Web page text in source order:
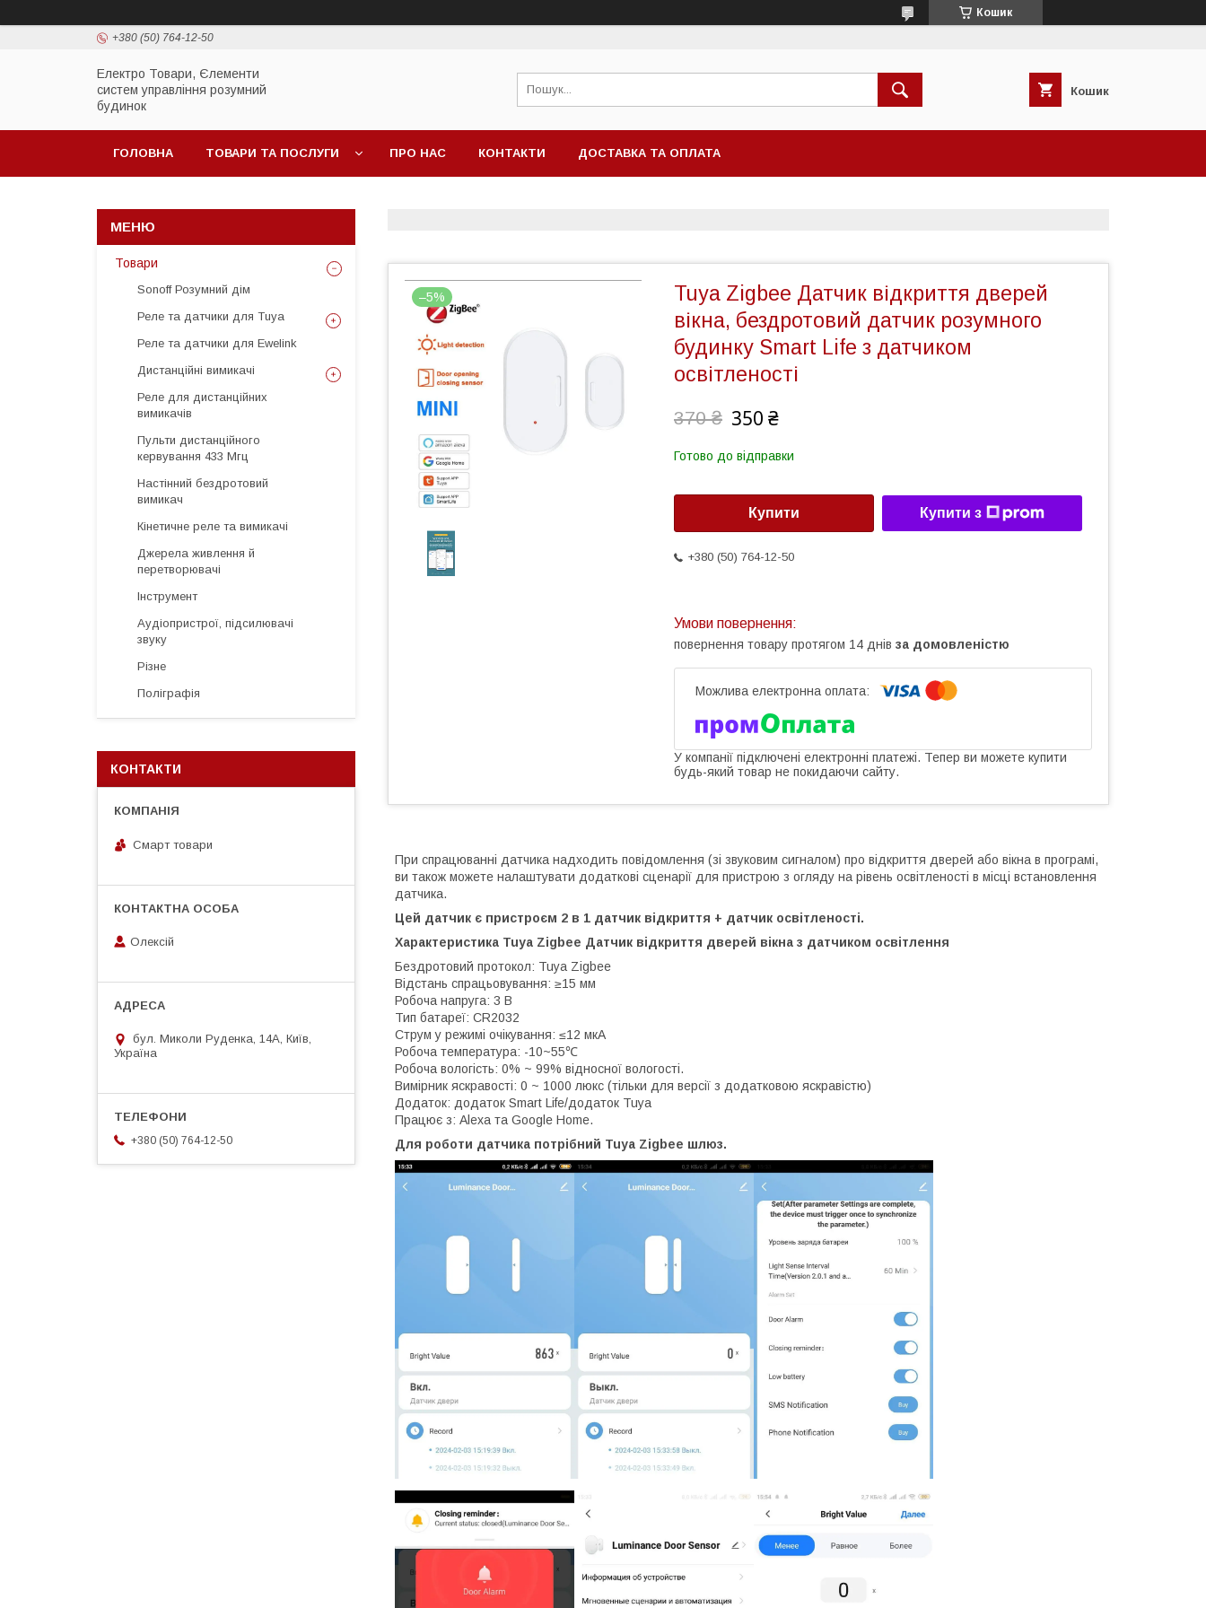
Кошик
+380 (50) 764-12-50
Електро Товари, Єлементи
систем управління розумний
будинок
Кошик
ГОЛОВНА ТОВАРИ ТА ПОСЛУГИ ПРО НАС КОНТАКТИ ДОСТАВКА ТА ОПЛАТА
–5%
Tuya Zigbee Датчик відкриття дверей
вікна, бездротовий датчик розумного
будинку Smart Life з датчиком
освітленості
370 ₴ 350 ₴
Готово до відправки
Купити Купити з
+380 (50) 764-12-50
повернення товару протягом 14 днів за домовленістю
У компанії підключені електронні платежі. Тепер ви можете купити
будь-який товар не покидаючи сайту.
При спрацюванні датчика надходить повідомлення (зі звуковим сигналом) про відкриття дверей або вікна в програмі,
ви також можете налаштувати додаткові сценарії для пристрою з огляду на рівень освітленості в місці встановлення
датчика.
Цей датчик є пристроєм 2 в 1 датчик відкриття + датчик освітленості.
Характеристика Tuya Zigbee Датчик відкриття дверей вікна з датчиком освітлення
Бездротовий протокол: Tuya Zigbee
Відстань спрацьовування: ≥15 мм
Робоча напруга: 3 В
Тип батареї: CR2032
Струм у режимі очікування: ≤12 мкА
Робоча температура: -10~55℃
Робоча вологість: 0% ~ 99% відносної вологості.
Вимірник яскравості: 0 ~ 1000 люкс (тільки для версії з додатковою яскравістю)
Додаток: додаток Smart Life/додаток Tuya
Працює з: Alexa та Google Home.
Для роботи датчика потрібний Tuya Zigbee шлюз.
Товари
Sonoff Розумний дім
Реле та датчики для Tuya
Реле та датчики для Ewelink
Дистанційні вимикачі
Реле для дистанційних
вимикачів
Пульти дистанційного
кервування 433 Мгц
Настінний бездротовий
вимикач
Кінетичне реле та вимикачі
Джерела живлення й
перетворювачі
Інструмент
Аудіопристрої, підсилювачі
звуку
Різне
Поліграфія
КОНТАКТИ
Смарт товари
Олексій
бул. Миколи Руденка, 14А, Київ,
Україна
+380 (50) 764-12-50